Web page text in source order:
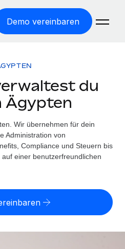
Demo vereinbaren
Payroll
Kosten für Niederlassungen
Arbeit mit Freelancer:innen
Verwalten von
bei der Einstellung
US-Bundesstaaten
berechnen
du
Ägypten
Wir übernehmen für dein
Administration von
Compliance und Steuern bis
einer benutzerfreundlichen